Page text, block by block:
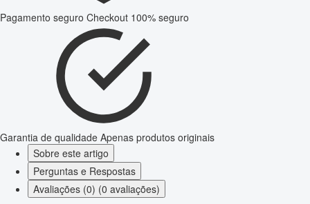
Pagamento seguro Checkout 100% seguro
Garantia de qualidade Apenas produtos originais
Sobre este artigo
Perguntas e Respostas
Avaliações (0) (0 avaliações)